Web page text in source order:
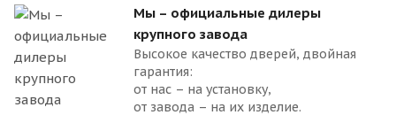
Мы – официальные дилеры
крупного завода
Высокое качество дверей, двойная
гарантия:
от нас – на установку,
от завода – на их изделие.